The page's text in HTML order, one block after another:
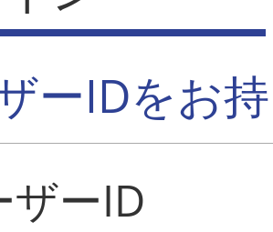
ーIDをお
ザーID